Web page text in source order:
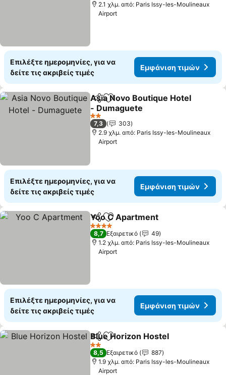
2.1 χλμ. από: Paris Issy-les-Moulineaux
Airport
Επιλέξτε ημερομηνίες, για να
δείτε τις ακριβείς τιμές
Εμφάνιση τιμών
Κοινοποίηση
Προσθήκη στα αγαπημένα
Asia Novo Boutique Hotel
- Dumaguete
2 Αστέρια
7,3
303
2.9 χλμ. από: Paris Issy-les-Moulineaux
Airport
Επιλέξτε ημερομηνίες, για να
δείτε τις ακριβείς τιμές
Εμφάνιση τιμών
Κοινοποίηση
Προσθήκη στα αγαπημένα
Yoo C Apartment
4 Αστέρια
8,7 Εξαιρετικό
49
1.2 χλμ. από: Paris Issy-les-Moulineaux
Airport
Επιλέξτε ημερομηνίες, για να
δείτε τις ακριβείς τιμές
Εμφάνιση τιμών
Κοινοποίηση
Προσθήκη στα αγαπημένα
Blue Horizon Hostel
2 Αστέρια
8,5 Εξαιρετικό
887
1.9 χλμ. από: Paris Issy-les-Moulineaux
Airport